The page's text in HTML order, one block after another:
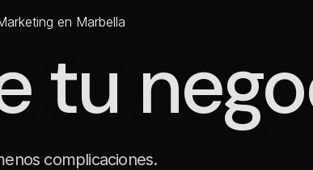
en Marbella
tu
complicaciones.